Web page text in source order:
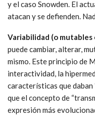
y el caso Snowden. El
atacan y se defienden.
Variabilidad (o mutables
puede cambiar, alterar,
mismo. Este principio de
interactividad, la
características que daban
que el concepto de
expresión más